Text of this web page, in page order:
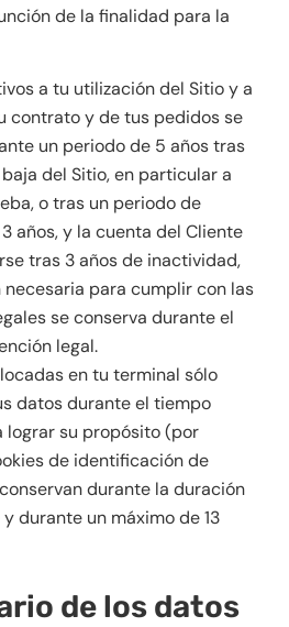
de la finalidad para la
a tu utilización del Sitio y a
contrato y de tus pedidos se
un periodo de 5 años tras
del Sitio, en particular a
o tras un periodo de
años, y la cuenta del Cliente
tras 3 años de inactividad,
necesaria para cumplir con las
se conserva durante el
legal.
en tu terminal sólo
datos durante el tiempo
lograr su propósito (por
de identificación de
durante la duración
durante un máximo de 13
de los datos